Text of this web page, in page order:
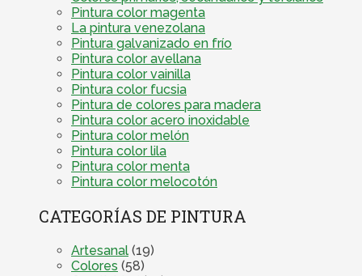
Pintura color magenta
La pintura venezolana
Pintura galvanizado en frío
Pintura color avellana
Pintura color vainilla
Pintura color fucsia
Pintura de colores para madera
Pintura color acero inoxidable
Pintura color melón
Pintura color lila
Pintura color menta
Pintura color melocotón
CATEGORÍAS DE PINTURA
Artesanal (19)
Colores (58)